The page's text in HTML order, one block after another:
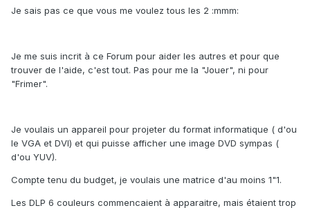
Je sais pas ce que vous me voulez tous les 2 :mmm:
Je me suis incrit à ce Forum pour aider les autres et pour que
trouver de l'aide, c'est tout. Pas pour me la "Jouer", ni pour
"Frimer".
Je voulais un appareil pour projeter du format informatique ( d'ou
le VGA et DVI) et qui puisse afficher une image DVD sympas (
d'ou YUV).
Compte tenu du budget, je voulais une matrice d'au moins 1"1.
Les DLP 6 couleurs commencaient à apparaitre, mais étaient trop